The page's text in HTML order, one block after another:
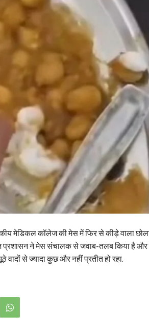
मेडिकल कॉलेज की मेस में फिर से कीड़े वाला छोला
प्रशासन ने मेस संचालक से जवाब-तलब किया है और
वादों से ज्यादा कुछ और नहीं प्रतीत हो रहा.